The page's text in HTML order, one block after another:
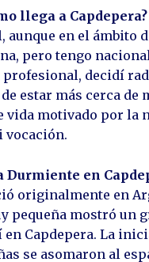
llega a Capdepera?
en el ámbito
pero tengo
decidí
estar más cerca de
motivado por la
vocación.
Durmiente en
originalmente en
pequeña mostró un
en Capdepera. La
se asomaron al